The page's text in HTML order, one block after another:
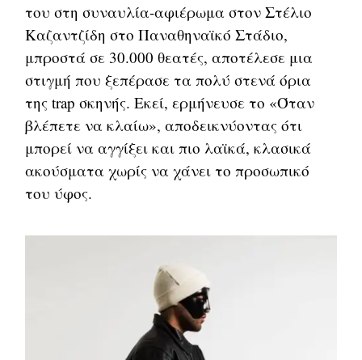
του στη συναυλία-αφιέρωμα στον Στέλιο
Καζαντζίδη στο Παναθηναϊκό Στάδιο,
μπροστά σε 30.000 θεατές, αποτέλεσε μια
στιγμή που ξεπέρασε τα πολύ στενά όρια
της trap σκηνής. Εκεί, ερμήνευσε το «Όταν
βλέπετε να κλαίω», αποδεικνύοντας ότι
μπορεί να αγγίξει και πιο λαϊκά, κλασικά
ακούσματα χωρίς να χάνει το προσωπικό
του ύφος.